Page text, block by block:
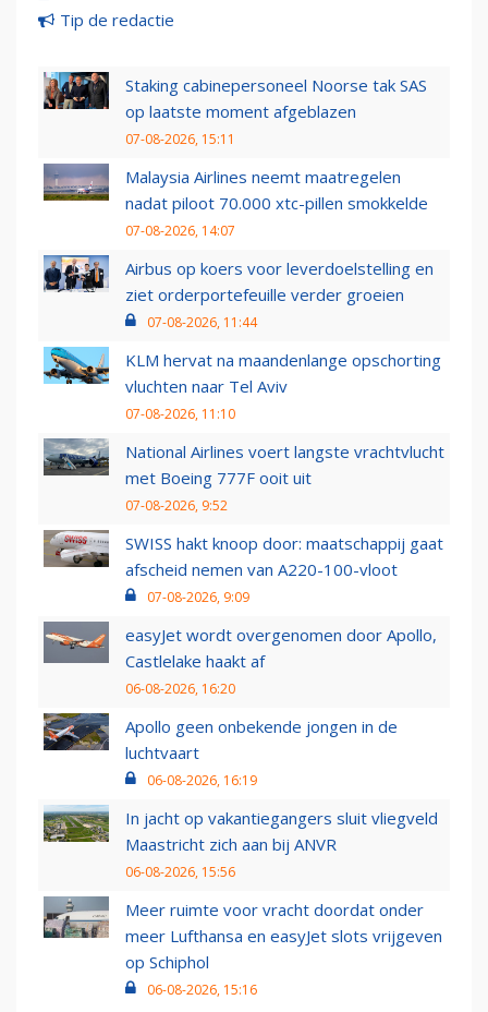
Tip de redactie
Staking cabinepersoneel Noorse tak SAS
op laatste moment afgeblazen
07-08-2026, 15:11
Malaysia Airlines neemt maatregelen
nadat piloot 70.000 xtc-pillen smokkelde
07-08-2026, 14:07
Airbus op koers voor leverdoelstelling en
ziet orderportefeuille verder groeien
07-08-2026, 11:44
KLM hervat na maandenlange opschorting
vluchten naar Tel Aviv
07-08-2026, 11:10
National Airlines voert langste vrachtvlucht
met Boeing 777F ooit uit
07-08-2026, 9:52
SWISS hakt knoop door: maatschappij gaat
afscheid nemen van A220-100-vloot
07-08-2026, 9:09
easyJet wordt overgenomen door Apollo,
Castlelake haakt af
06-08-2026, 16:20
Apollo geen onbekende jongen in de
luchtvaart
06-08-2026, 16:19
In jacht op vakantiegangers sluit vliegveld
Maastricht zich aan bij ANVR
06-08-2026, 15:56
Meer ruimte voor vracht doordat onder
meer Lufthansa en easyJet slots vrijgeven
op Schiphol
06-08-2026, 15:16